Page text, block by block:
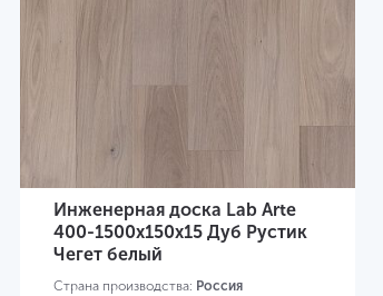
Инженерная доска Lab Arte
400-1500х150х15 Дуб Рустик
Чегет белый
Страна производства: Россия